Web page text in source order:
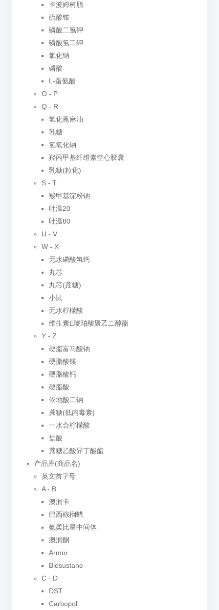
卡波姆树脂
硫酸铵
磷酸二氢钾
磷酸氢二钾
氯化钠
磷酸
L-蛋氨酸
O - P
Q - R
氢化蓖麻油
乳糖
氢氧化钠
羟丙甲基纤维素空心胶囊
乳糖(粒化)
S - T
羧甲基淀粉钠
吐温20
吐温80
U - V
W - X
无水磷酸氢钙
丸芯
丸芯(蔗糖)
小鼠
无水柠檬酸
维生素E琥珀酸聚乙二醇酯
Y - Z
硬脂富马酸钠
硬脂酸镁
硬脂酸钙
硬脂酸
依地酸二钠
蔗糖(低内毒素)
一水合柠檬酸
盐酸
蔗糖乙酸异丁酸酯
产品库(商品名)
英文首字母
A - B
澳润卡
巴西棕榈蜡
氨柔比星中间体
澳润酮
Armor
Biosustane
C - D
DST
Carbopol